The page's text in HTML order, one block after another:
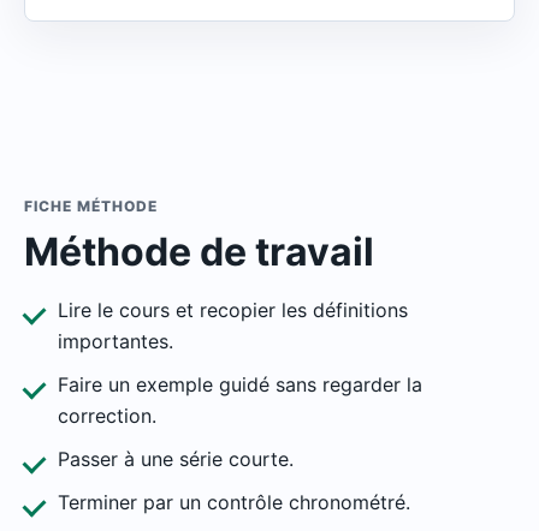
FICHE MÉTHODE
Méthode de travail
Lire le cours et recopier les définitions
importantes.
Faire un exemple guidé sans regarder la
correction.
Passer à une série courte.
Terminer par un contrôle chronométré.